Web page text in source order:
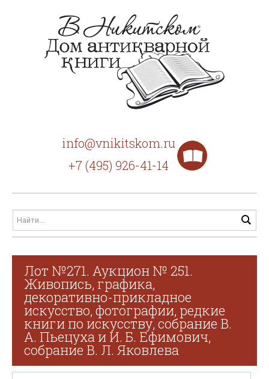
info@vnikitskom.ru
+7 (495) 926-41-14
Лот №271. Аукцион № 251.
Живопись, графика,
декоративно-прикладное
искусство, фотографии, редкие
книги по искусству, собрание В.
А. Пьецуха и И. Б. Ефимович,
собрание В. Л. Яковлева